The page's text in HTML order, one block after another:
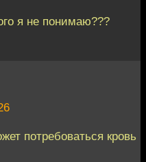
я не понимаю???
потребоваться кровь